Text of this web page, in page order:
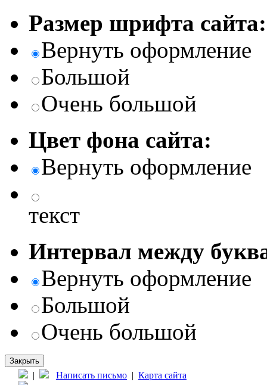
Размер шрифта сайта:
Вернуть оформление
Большой
Очень большой
Цвет фона сайта:
Вернуть оформление
текст
Интервал между
Вернуть оформление
Большой
Очень большой
Закрыть
| Написать письмо | Карта сайта